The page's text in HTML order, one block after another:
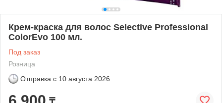
Крем-краска для волос Selective Professional
ColorEvo 100 мл.
Под заказ
Розница
Отправка с 10 августа 2026